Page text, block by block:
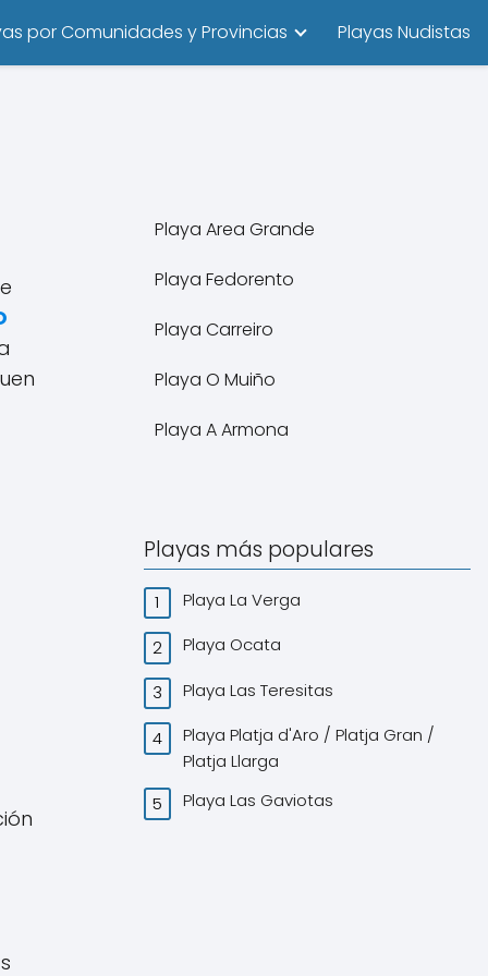
por Comunidades y Provincias Playas Nudistas
Playa Area Grande
Playa Fedorento
Playa Carreiro
Playa O Muiño
Playa A Armona
Playas más populares
Playa La Verga
Playa Ocata
Playa Las Teresitas
Playa Platja d'Aro / Platja Gran /
Platja Llarga
Playa Las Gaviotas